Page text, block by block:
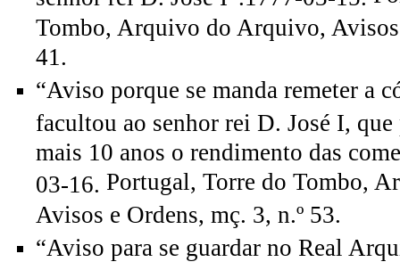
Tombo, Arquivo do Arquivo, Avisos
41.
“Aviso porque se manda remeter a
facultou ao senhor rei D. José I, que
mais 10 anos o rendimento das
03-16. Portugal, Torre do Tombo,
Avisos e Ordens, mç. 3, n.º 53.
“Aviso para se guardar no Real